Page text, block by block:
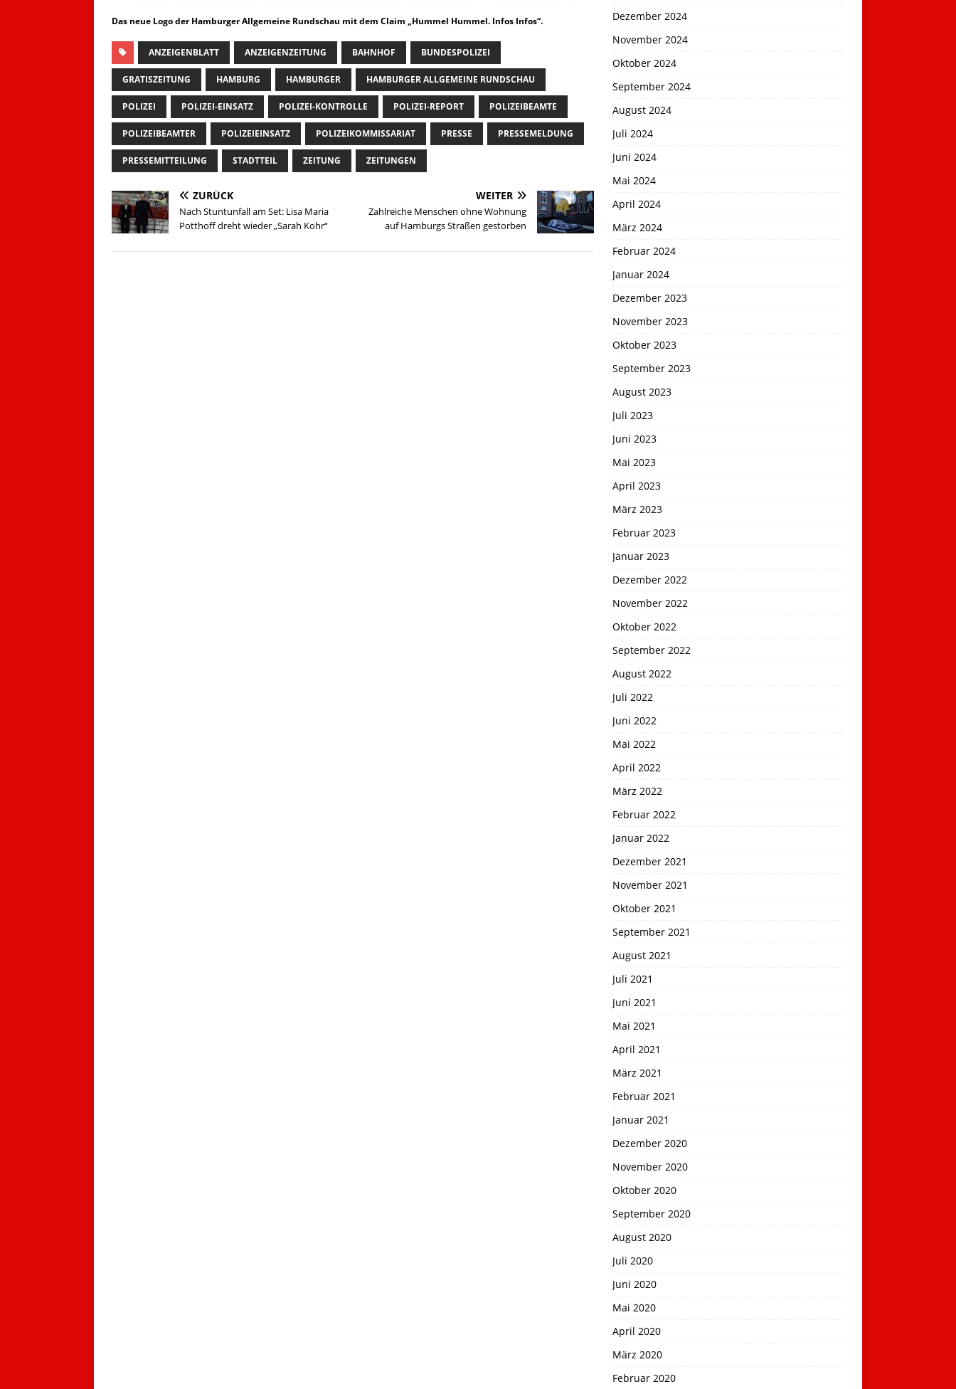
Das neue Logo der Hamburger Allgemeine Rundschau mit dem Claim „Hummel Hummel. Infos Infos“.
ANZEIGENBLATT ANZEIGENZEITUNG BAHNHOF BUNDESPOLIZEI
GRATISZEITUNG HAMBURG HAMBURGER HAMBURGER ALLGEMEINE RUNDSCHAU
POLIZEI POLIZEI-EINSATZ POLIZEI-KONTROLLE POLIZEI-REPORT POLIZEIBEAMTE
POLIZEIBEAMTER POLIZEIEINSATZ POLIZEIKOMMISSARIAT PRESSE PRESSEMELDUNG
PRESSEMITTEILUNG STADTTEIL ZEITUNG ZEITUNGEN
ZURÜCK
Nach Stuntunfall am Set: Lisa Maria
Potthoff dreht wieder „Sarah Kohr“
WEITER
Zahlreiche Menschen ohne Wohnung
auf Hamburgs Straßen gestorben
Dezember 2024
November 2024
Oktober 2024
September 2024
August 2024
Juli 2024
Juni 2024
Mai 2024
April 2024
März 2024
Februar 2024
Januar 2024
Dezember 2023
November 2023
Oktober 2023
September 2023
August 2023
Juli 2023
Juni 2023
Mai 2023
April 2023
März 2023
Februar 2023
Januar 2023
Dezember 2022
November 2022
Oktober 2022
September 2022
August 2022
Juli 2022
Juni 2022
Mai 2022
April 2022
März 2022
Februar 2022
Januar 2022
Dezember 2021
November 2021
Oktober 2021
September 2021
August 2021
Juli 2021
Juni 2021
Mai 2021
April 2021
März 2021
Februar 2021
Januar 2021
Dezember 2020
November 2020
Oktober 2020
September 2020
August 2020
Juli 2020
Juni 2020
Mai 2020
April 2020
März 2020
Februar 2020